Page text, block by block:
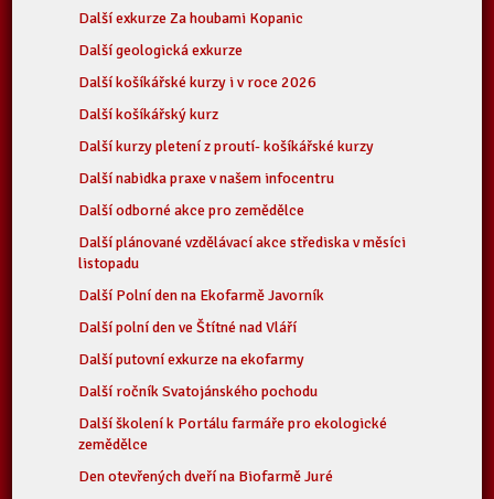
Další exkurze Za houbami Kopanic
Další geologická exkurze
Další košíkářské kurzy i v roce 2026
Další košíkářský kurz
Další kurzy pletení z proutí- košíkářské kurzy
Další nabidka praxe v našem infocentru
Další odborné akce pro zemědělce
Další plánované vzdělávací akce střediska v měsíci
listopadu
Další Polní den na Ekofarmě Javorník
Další polní den ve Štítné nad Vláří
Další putovní exkurze na ekofarmy
Další ročník Svatojánského pochodu
Další školení k Portálu farmáře pro ekologické
zemědělce
Den otevřených dveří na Biofarmě Juré